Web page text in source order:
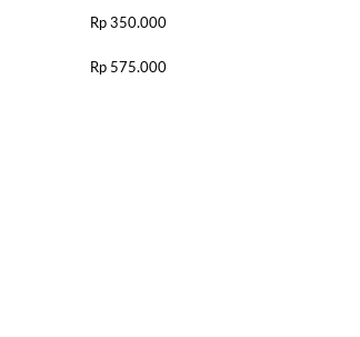
Rp 350.000
Rp 575.000